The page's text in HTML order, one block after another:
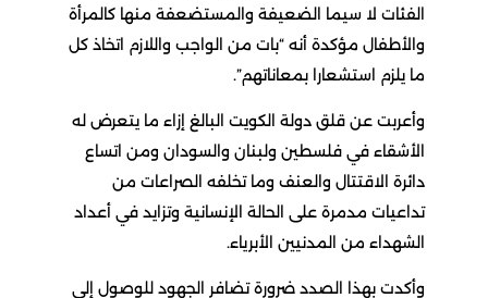
الفئات لا سيما الضعيفة والمستضعفة منها كالمرأة
والأطفال مؤكدة أنه “بات من الواجب واللازم اتخاذ كل
ما يلزم استشعارا بمعاناتهم”.
وأعربت عن قلق دولة الكويت البالغ إزاء ما يتعرض له
الأشقاء في فلسطين ولبنان والسودان ومن اتساع
دائرة الاقتتال والعنف وما تخلفه الصراعات من
تداعيات مدمرة على الحالة الإنسانية وتزايد في أعداد
الشهداء من المدنيين الأبرياء.
وأكدت بهذا الصدد ضرورة تضافر الجهود للوصول إلى